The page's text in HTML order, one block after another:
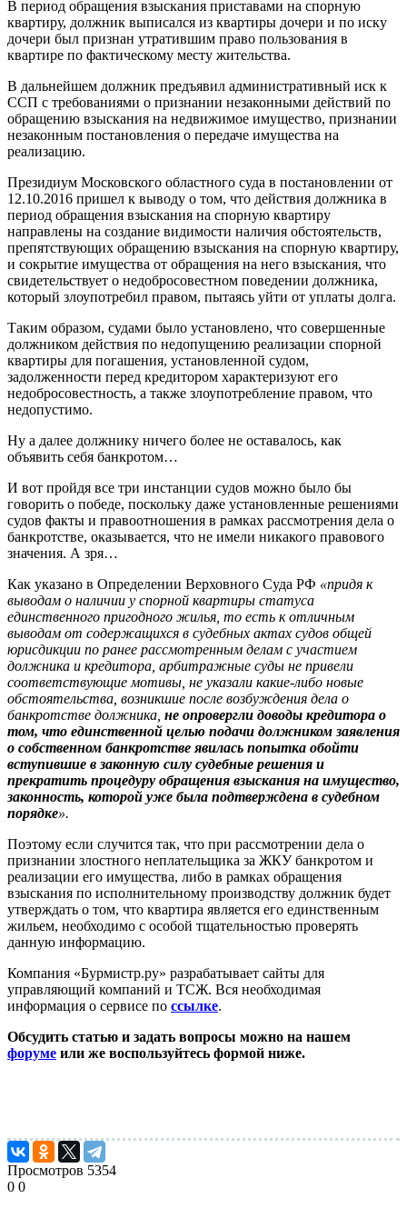
В период обращения взыскания приставами на спорную
квартиру, должник выписался из квартиры дочери и по иску
дочери был признан утратившим право пользования в
квартире по фактическому месту жительства.
В дальнейшем должник предъявил административный иск к
ССП с требованиями о признании незаконными действий по
обращению взыскания на недвижимое имущество, признании
незаконным постановления о передаче имущества на
реализацию.
Президиум Московского областного суда в постановлении от
12.10.2016 пришел к выводу о том, что действия должника в
период обращения взыскания на спорную квартиру
направлены на создание видимости наличия обстоятельств,
препятствующих обращению взыскания на спорную квартиру,
и сокрытие имущества от обращения на него взыскания, что
свидетельствует о недобросовестном поведении должника,
который злоупотребил правом, пытаясь уйти от уплаты долга.
Таким образом, судами было установлено, что совершенные
должником действия по недопущению реализации спорной
квартиры для погашения, установленной судом,
задолженности перед кредитором характеризуют его
недобросовестность, а также злоупотребление правом, что
недопустимо.
Ну а далее должнику ничего более не оставалось, как
объявить себя банкротом…
И вот пройдя все три инстанции судов можно было бы
говорить о победе, поскольку даже установленные решениями
судов факты и правоотношения в рамках рассмотрения дела о
банкротстве, оказывается, что не имели никакого правового
значения. А зря…
Как указано в Определении Верховного Суда РФ «придя к
выводам о наличии у спорной квартиры статуса
единственного пригодного жилья, то есть к отличным
выводам от содержащихся в судебных актах судов общей
юрисдикции по ранее рассмотренным делам с участием
должника и кредитора, арбитражные суды не привели
соответствующие мотивы, не указали какие-либо новые
обстоятельства, возникшие после возбуждения дела о
банкротстве должника, не опровергли доводы кредитора о
том, что единственной целью подачи должником заявления
о собственном банкротстве явилась попытка обойти
вступившие в законную силу судебные решения и
прекратить процедуру обращения взыскания на имущество,
законность, которой уже была подтверждена в судебном
порядке».
Поэтому если случится так, что при рассмотрении дела о
признании злостного неплательщика за ЖКУ банкротом и
реализации его имущества, либо в рамках обращения
взыскания по исполнительному производству должник будет
утверждать о том, что квартира является его единственным
жильем, необходимо с особой тщательностью проверять
данную информацию.
Компания «Бурмистр.ру» разрабатывает сайты для
управляющий компаний и ТСЖ. Вся необходимая
информация о сервисе по ссылке.
Обсудить статью и задать вопросы можно на нашем
форуме или же воспользуйтесь формой ниже.
Просмотров 5354
0 0